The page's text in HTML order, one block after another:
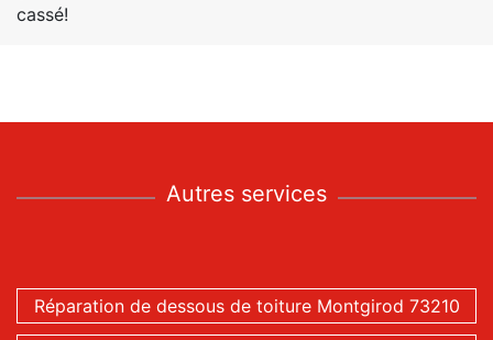
cassé!
Autres services
Réparation de dessous de toiture Montgirod 73210